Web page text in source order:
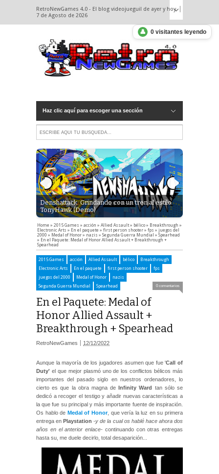
RetroNewGames 4.0 - El blog videojueguil de ayer y hoy.
7 de Agosto de 2026
Haz clic aquí para escoger una sección
Denshattack: Grindando con un tren al estilo
TonyHawk (Demo)
Home » 2015 Games » acción » Allied Assault » bélico » Breakthrough »
Electronic Arts » En el paquete » first person shooter » fps » juegos del
2000 » Medal of Honor » nazis » Segunda Guerra Mundial » Spearhead
» En el Paquete: Medal of Honor Allied Assault + Breakthrough +
Spearhead
2015 Games acción Allied Assault bélico
Breakthrough
Electronic Arts
En el paquete first person shooter
fps
juegos del 2000
Medal of Honor
nazis
Segunda Guerra Mundial
Spearhead 0 comentarios
En el Paquete: Medal of
Honor Allied Assault +
Breakthrough + Spearhead
12/12/2022
RetroNewGames
Aunque la mayoría de los jugadores asumen que fue 'Call of
Duty' el que mejor plasmó uno de los conflictos bélicos más
importantes del pasado siglo en nuestros ordenadores, lo
cierto es que la obra magna deInfinity Ward tan sólo se
dedicó a recoger el testigo y añadir nuevas características a
la que fue su principal y más importante fuente de inspiración.
Os hablo de Medal of Honor, que vería la luz en su primera
entrega enPlaystation-y de la cual os hablé hace ahora dos
años en el anterior enlace- continuando con otras entregas
hasta su, me duele decirlo, total desaparición...
👤 0 visitantes leyendo